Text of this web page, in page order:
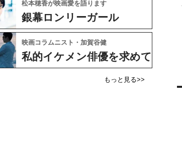
松本穂香が映画愛を語ります
銀幕ロンリーガール
映画コラムニスト・加賀谷健
私的イケメン俳優を求めて
もっと見る>>